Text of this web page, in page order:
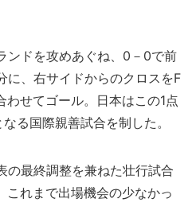
ドを攻めあぐね、0－0で前
に、右サイドからのクロスをF
せてゴール。日本はこの1点
る国際親善試合を制した。
最終調整を兼ねた壮行試合
これまで出場機会の少なかっ